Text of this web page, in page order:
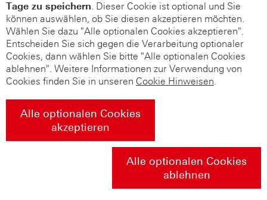
Tage zu speichern. Dieser Cookie ist optional und Sie
können auswählen, ob Sie diesen akzeptieren möchten.
Wählen Sie dazu "Alle optionalen Cookies akzeptieren".
Entscheiden Sie sich gegen die Verarbeitung optionaler
Cookies, dann wählen Sie bitte "Alle optionalen Cookies
ablehnen". Weitere Informationen zur Verwendung von
Cookies finden Sie in unseren Cookie Hinweisen.
Alle optionalen Cookies
akzeptieren
Alle optionalen Cookies
ablehnen